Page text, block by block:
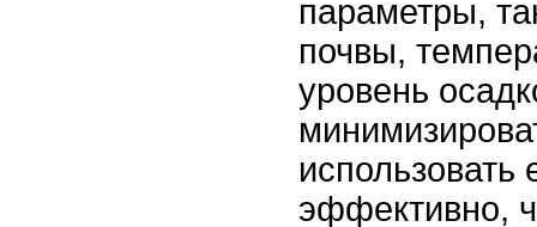
параметры,
почвы,
уровень
эффективно,